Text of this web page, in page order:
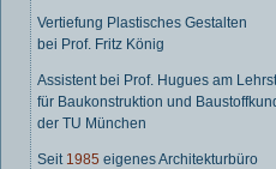
Vertiefung Plastisches Gestalten
bei Prof. Fritz König
Assistent bei Prof. Hugues am
für Baukonstruktion und
der TU München
Seit 1985 eigenes Architekturbüro